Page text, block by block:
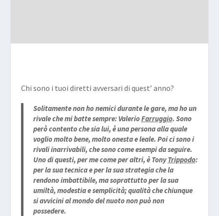
Chi sono i tuoi diretti avversari di quest’ anno?
Solitamente non ho nemici durante le gare, ma ho un
rivale che mi batte sempre: ValerioFarruggio. Sono
però contento che sia lui, è una persona alla quale
voglio molto bene, molto onesta e leale. Poi ci sono i
rivali inarrivabili, che sono come esempi da seguire.
Uno di questi, per me come per altri, è TonyTrippodo:
per la sua tecnica e per la sua strategia che la
rendono imbattibile, ma soprattutto per la sua
umiltà, modestia e semplicità; qualità che chiunque
si avvicini al mondo del nuoto non può non
possedere.